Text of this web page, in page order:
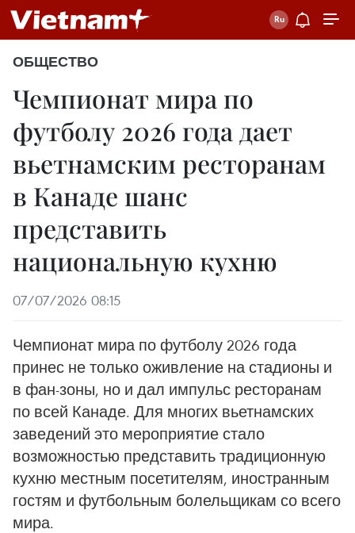
ОБЩЕСТВО
Чемпионат мира по
футболу 2026 года дает
вьетнамским ресторанам
в Канаде шанс
представить
национальную кухню
07/07/2026 08:15
Чемпионат мира по футболу 2026 года
принес не только оживление на стадионы и
в фан-зоны, но и дал импульс ресторанам
по всей Канаде. Для многих вьетнамских
заведений это мероприятие стало
возможностью представить традиционную
кухню местным посетителям, иностранным
гостям и футбольным болельщикам со всего
мира.